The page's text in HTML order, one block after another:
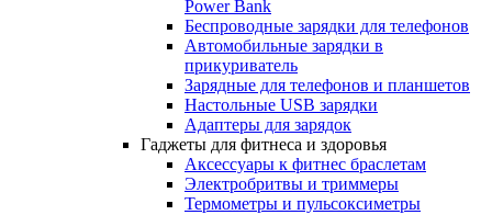
Power Bank
Беспроводные зарядки для телефонов
Автомобильные зарядки в
прикуриватель
Зарядные для телефонов и планшетов
Настольные USB зарядки
Адаптеры для зарядок
Гаджеты для фитнеса и здоровья
Аксессуары к фитнес браслетам
Электробритвы и триммеры
Термометры и пульсоксиметры